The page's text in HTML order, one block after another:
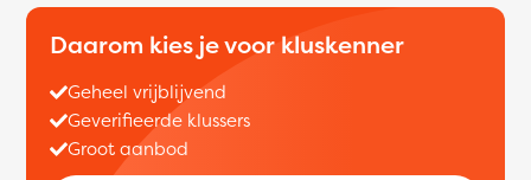
Daarom kies je voor kluskenner
Geheel vrijblijvend
Geverifieerde klussers
Groot aanbod